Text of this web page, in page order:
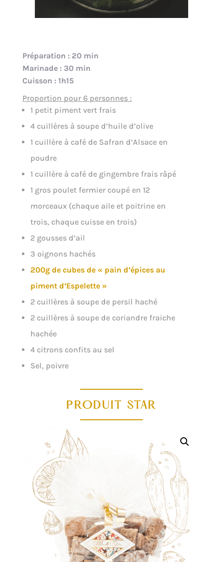
Préparation : 20 min
Marinade : 30 min
Cuisson : 1h15
Proportion pour 6 personnes :
1 petit piment vert frais
4 cuillères à soupe d’huile d’olive
1 cuillère à café de Safran d’Alsace en
poudre
1 cuillère à café de gingembre frais râpé
1 gros poulet fermier coupé en 12
morceaux (chaque aile et poitrine en
trois, chaque cuisse en trois)
2 gousses d’ail
3 oignons hachés
200g de cubes de « pain d’épices au
piment d’Espelette »
2 cuillères à soupe de persil haché
2 cuillères à soupe de coriandre fraiche
hachée
4 citrons confits au sel
Sel, poivre
PRODUIT STAR